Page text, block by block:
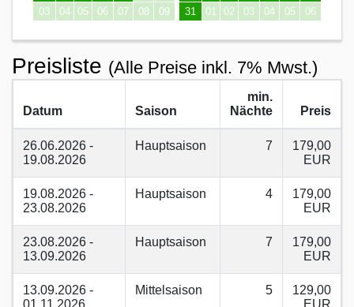
03
04 05 06 07 08 09
31
01 02 03 04 05 06
Preisliste (Alle Preise inkl. 7% Mwst.)
Datum Saison
min.
Nächte
Preis
26.06.2026 -
19.08.2026
Hauptsaison 7
179,00
EUR
19.08.2026 -
23.08.2026
Hauptsaison 4
179,00
EUR
23.08.2026 -
13.09.2026
Hauptsaison 7
179,00
EUR
13.09.2026 -
Mittelsaison 5
129,00